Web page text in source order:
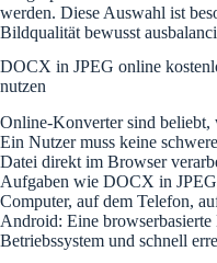
werden. Diese Auswahl ist
Bildqualität bewusst
DOCX in JPEG online
nutzen
Online-Konverter sind
Ein Nutzer muss keine
Datei direkt im Browser
Aufgaben wie DOCX in
Computer, auf dem Telefon,
Android: Eine
Betriebssystem und schnell